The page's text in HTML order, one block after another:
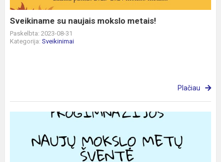
Sveikiname su naujais mokslo metais!
Paskelbta: 2023-08-31
Kategorija: Sveikinimai
Plačiau